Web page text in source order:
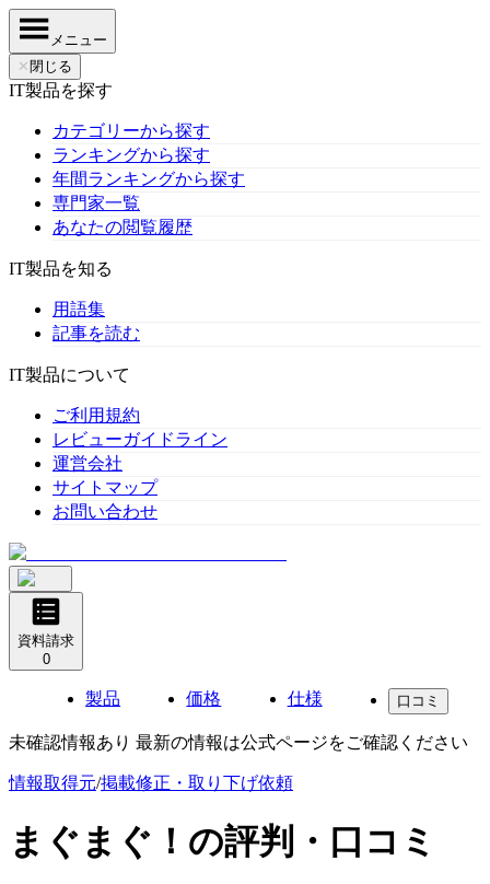
メニュー
✕ 閉じる
IT製品を探す
カテゴリーから探す
ランキングから探す
年間ランキングから探す
専門家一覧
あなたの閲覧履歴
IT製品を知る
用語集
記事を読む
IT製品について
ご利用規約
レビューガイドライン
運営会社
サイトマップ
お問い合わせ
資料請求
0
製品 価格 仕様 口コミ
未確認情報あり 最新の情報は公式ページをご確認ください
情報取得元/掲載修正・取り下げ依頼
まぐまぐ！ の評判・口コミ